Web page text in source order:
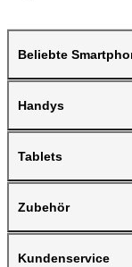
Beliebte
Handys
Tablets
Zubehör
Kundenservice